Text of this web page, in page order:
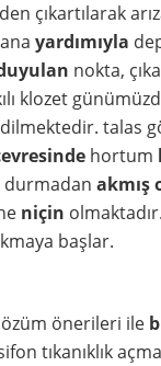
çıkartılarak
yardımıyla
nokta,
klozet
talas
hortum
durmadan akmış
niçin
başlar.
önerileri ile
tıkanıklık